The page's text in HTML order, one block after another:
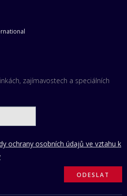
zajímavostech a speciálních
ochrany osobních údajů ve vztahu k